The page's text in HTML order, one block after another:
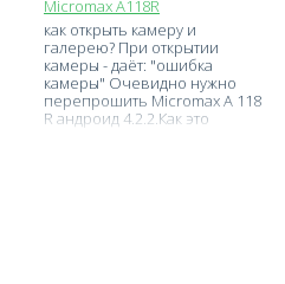
отключается.После паузы в 2-
3
Micromax A118R
как открыть камеру и
галерею? При открытии
камеры - даёт: "ошибка
камеры" Очевидно нужно
перепрошить Micromax A 118
R андроид 4.2.2.Как это